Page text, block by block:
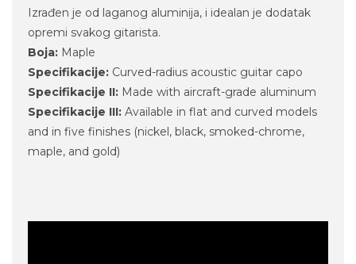
Izrađen je od laganog aluminija, i idealan je dodatak
opremi svakog gitarista.
Boja: Maple
Specifikacije: Curved-radius acoustic guitar capo
Specifikacije II: Made with aircraft-grade aluminum
Specifikacije III: Available in flat and curved models
and in five finishes (nickel, black, smoked-chrome,
maple, and gold)